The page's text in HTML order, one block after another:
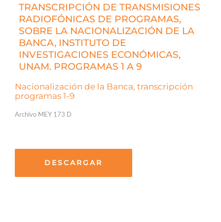
TRANSCRIPCIÓN DE TRANSMISIONES
RADIOFÓNICAS DE PROGRAMAS,
SOBRE LA NACIONALIZACIÓN DE LA
BANCA, INSTITUTO DE
INVESTIGACIONES ECONÓMICAS,
UNAM. PROGRAMAS 1 A 9
Nacionalización de la Banca, transcripción
programas 1-9
Archivo MEY 173 D
DESCARGAR